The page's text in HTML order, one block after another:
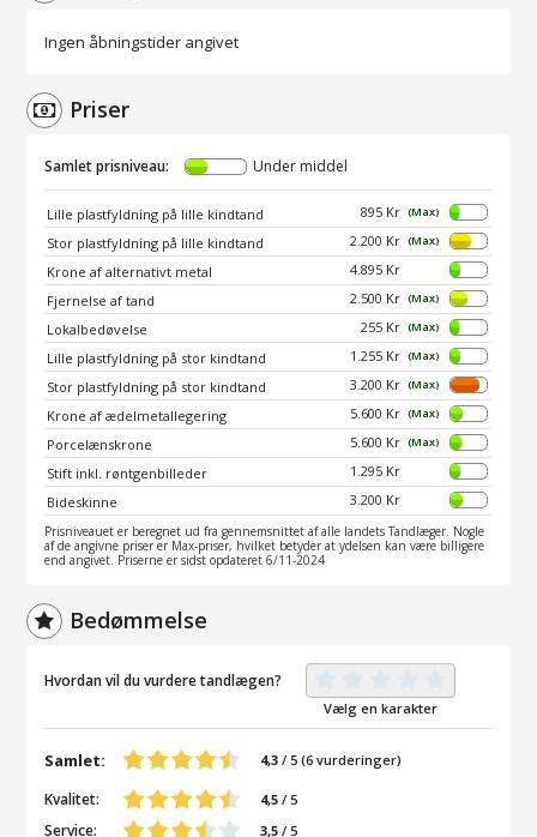
Ingen åbningstider angivet
Priser
Samlet prisniveau: Under middel
Lille plastfyldning på lille kindtand 895 Kr (Max)
Stor plastfyldning på lille kindtand 2.200 Kr (Max)
Krone af alternativt metal
4.895 Kr
Fjernelse af tand
2.500 Kr (Max)
Lokalbedøvelse 255 Kr (Max)
Lille plastfyldning på stor kindtand 1.255 Kr (Max)
Stor plastfyldning på stor kindtand 3.200 Kr (Max)
Krone af ædelmetallegering 5.600 Kr (Max)
Porcelænskrone 5.600 Kr (Max)
Stift inkl. røntgenbilleder
1.295 Kr
Bideskinne
3.200 Kr
Prisniveauet er beregnet ud fra gennemsnittet af alle landets Tandlæger. Nogle
af de angivne priser er Max-priser, hvilket betyder at ydelsen kan være billigere
end angivet. Priserne er sidst opdateret 6/11-2024
Bedømmelse
Hvordan vil du vurdere tandlægen?
Vælg en karakter
Samlet: 4,3 /5 (6 vurderinger)
Kvalitet: 4,5 / 5
Service: 3,5 / 5